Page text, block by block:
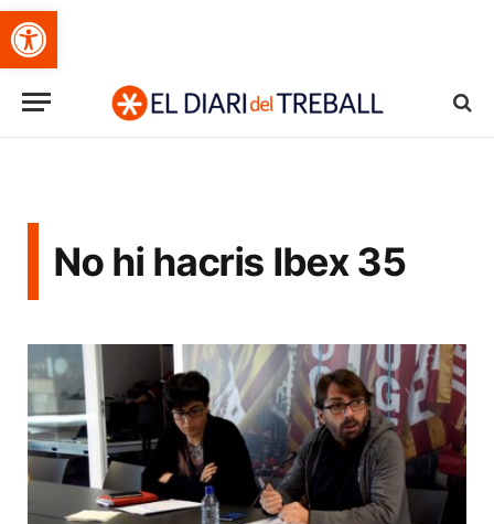
Obre la barra d'eines
No hi hacris Ibex 35